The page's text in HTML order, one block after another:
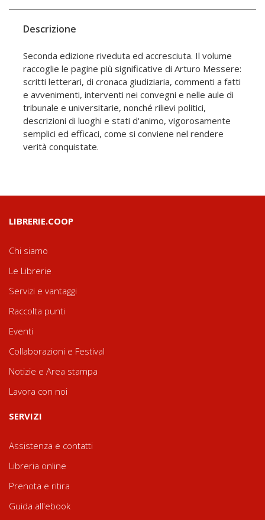
Descrizione
Seconda edizione riveduta ed accresciuta. Il volume
raccoglie le pagine più significative di Arturo Messere:
scritti letterari, di cronaca giudiziaria, commenti a fatti
e avvenimenti, interventi nei convegni e nelle aule di
tribunale e universitarie, nonché rilievi politici,
descrizioni di luoghi e stati d'animo, vigorosamente
semplici ed efficaci, come si conviene nel rendere
verità conquistate.
LIBRERIE.COOP
Chi siamo
Le Librerie
Servizi e vantaggi
Raccolta punti
Eventi
Collaborazioni e Festival
Notizie e Area stampa
Lavora con noi
SERVIZI
Assistenza e contatti
Libreria online
Prenota e ritira
Guida all'ebook